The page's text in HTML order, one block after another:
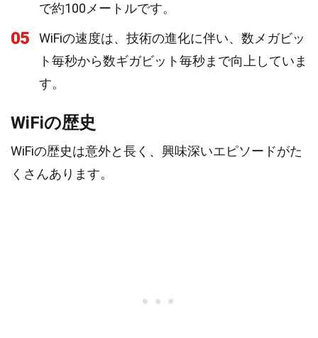
で約100メートルです。
05
WiFiの速度は、技術の進化に伴い、数メガビッ
ト毎秒から数ギガビット毎秒まで向上していま
す。
WiFiの歴史
WiFiの歴史は意外と長く、興味深いエピソードがた
くさんあります。